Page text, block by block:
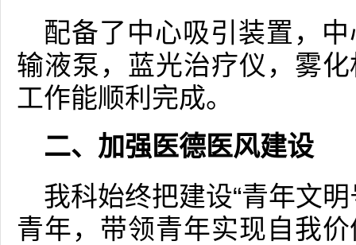
配备了中心吸引装置，
输液泵，蓝光治疗仪，雾
工作能顺利完成。
二、加强医德医风建设
我科始终把建设“青年文
青年，带领青年实现自我